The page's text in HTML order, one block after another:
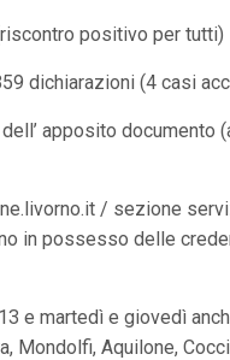
positivo per tutti)
dichiarazioni (4 casi
apposito documento
/ sezione
in possesso delle
e martedì e giovedì
Mondolfi, Aquilone,